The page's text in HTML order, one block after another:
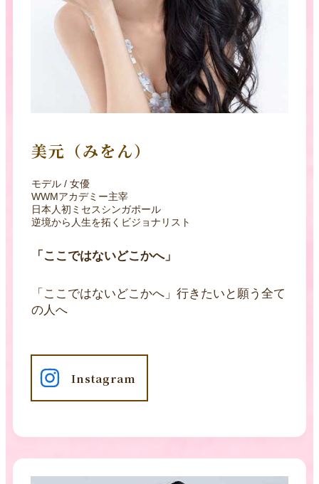
美元（みをん）
モデル / 女優
WWMアカデミー主宰
日本人初ミセスシンガポール
逆境から人生を拓くビジョナリスト
「ここではないどこかへ」
「ここではないどこかへ」行きたいと願う全て
の人へ
Instagram